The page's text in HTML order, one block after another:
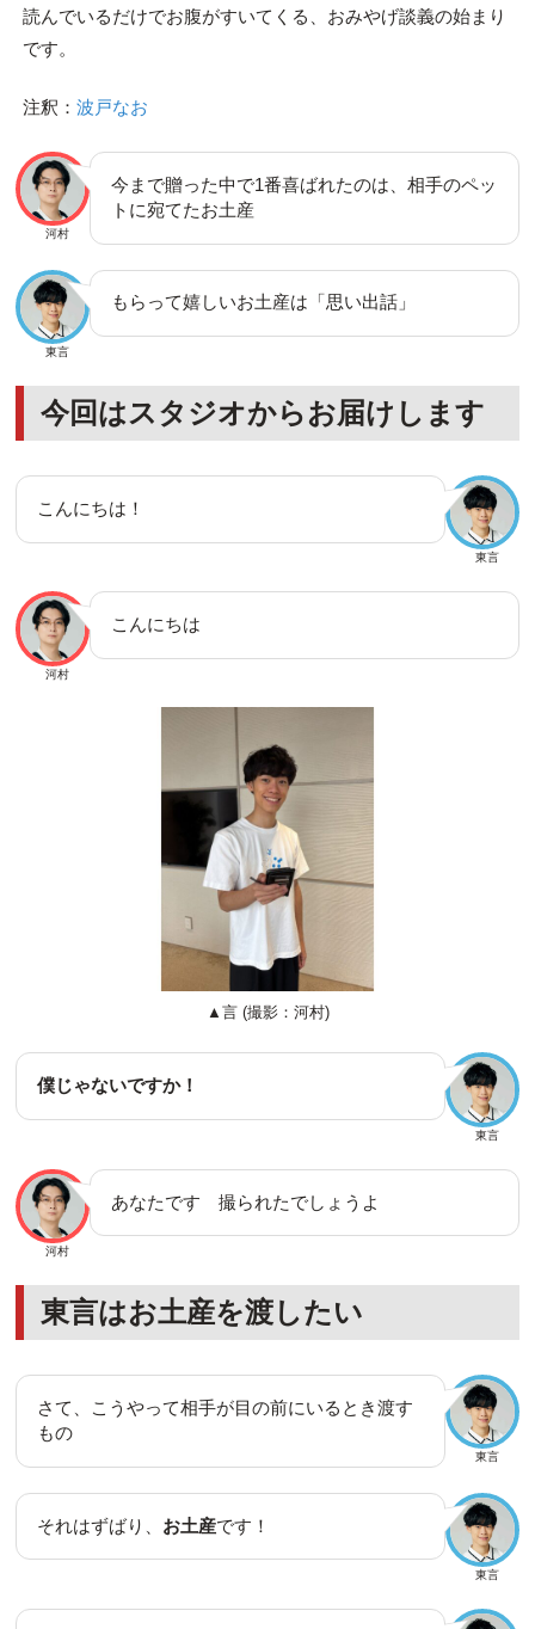
読んでいるだけでお腹がすいてくる、おみやげ談義の始まり
です。
注釈： 波戸なお
河村
今まで贈った中で1番喜ばれたのは、相手のペッ
トに宛てたお土産
東言
もらって嬉しいお土産は「思い出話」
今回はスタジオからお届けします
東言
こんにちは！
河村
こんにちは
▲言 (撮影：河村)
東言
僕じゃないですか！
河村
あなたです 撮られたでしょうよ
東言はお土産を渡したい
東言
さて、こうやって相手が目の前にいるとき渡す
もの
東言
それはずばり、 お土産です！